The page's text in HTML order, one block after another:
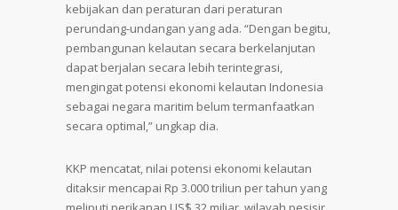
kebijakan dan peraturan dari peraturan
perundang-undangan yang ada. “Dengan begitu,
pembangunan kelautan secara berkelanjutan
dapat berjalan secara lebih terintegrasi,
mengingat potensi ekonomi kelautan Indonesia
sebagai negara maritim belum termanfaatkan
secara optimal,” ungkap dia.
KKP mencatat, nilai potensi ekonomi kelautan
ditaksir mencapai Rp 3.000 triliun per tahun yang